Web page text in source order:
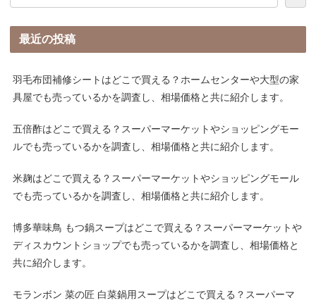
最近の投稿
羽毛布団補修シートはどこで買える？ホームセンターや大型の家
具屋でも売っているかを調査し、相場価格と共に紹介します。
五倍酢はどこで買える？スーパーマーケットやショッピングモー
ルでも売っているかを調査し、相場価格と共に紹介します。
米麹はどこで買える？スーパーマーケットやショッピングモール
でも売っているかを調査し、相場価格と共に紹介します。
博多華味鳥 もつ鍋スープはどこで買える？スーパーマーケットや
ディスカウントショップでも売っているかを調査し、相場価格と
共に紹介します。
モランボン 菜の匠 白菜鍋用スープはどこで買える？スーパーマ